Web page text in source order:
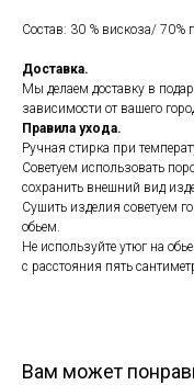
Состав: 30 % вискоза/ 70%
Доставка.
Мы делаем доставку в
зависимости от вашего
Правила ухода.
Ручная стирка при
Советуем использовать
сохранить внешний вид
Сушить изделия советуем
обьем.
Не используйте утюг на
с расстояния пять
Вам может